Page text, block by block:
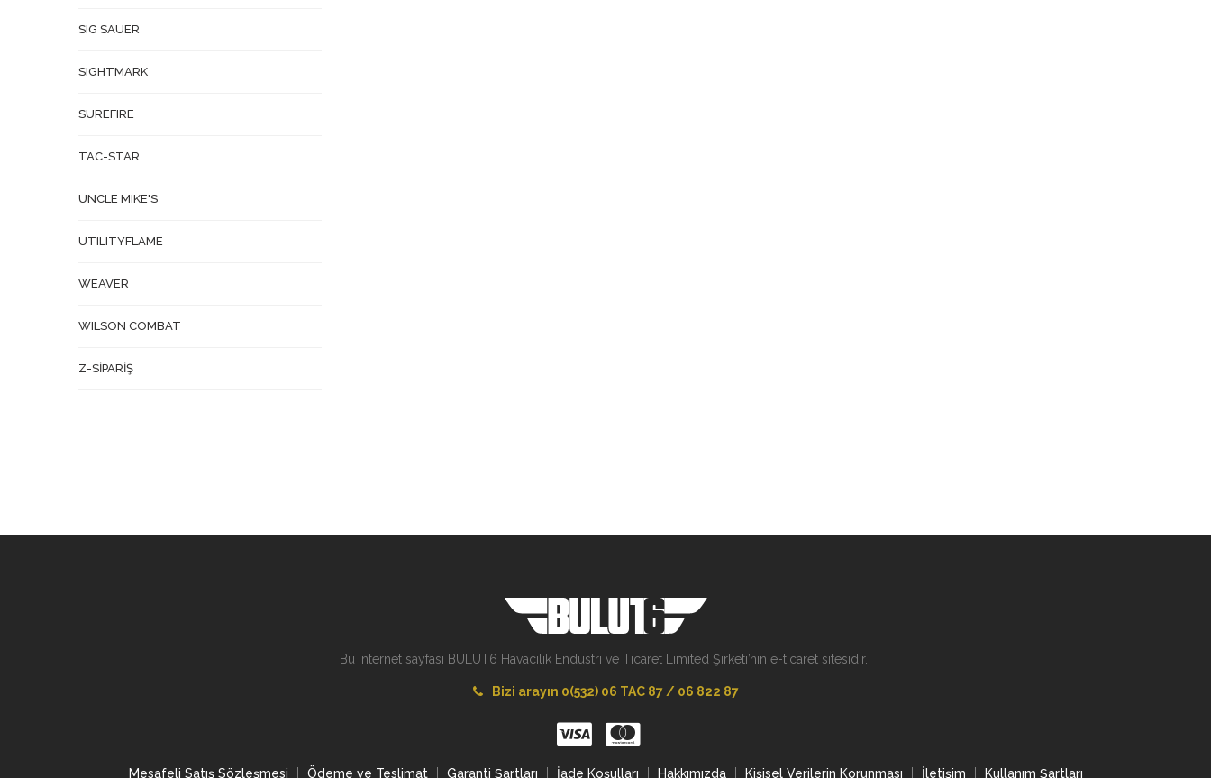
SIG SAUER
SIGHTMARK
SUREFIRE
TAC-STAR
UNCLE MIKE'S
UTILITYFLAME
WEAVER
WILSON COMBAT
Z-SİPARİŞ
Bu internet sayfası BULUT6 Havacılık Endüstri ve Ticaret Limited Şirketi’nin e-ticaret sitesidir.
Bizi arayın 0(532) 06 TAC 87 / 06 822 87
Mesafeli Satış Sözleşmesi Ödeme ve Teslimat Garanti Şartları İade Koşulları Hakkımızda Kişisel Verilerin Korunması İletişim Kullanım Şartları